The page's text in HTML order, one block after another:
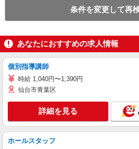
条件を変更して再
あなたにおすすめの求人情報
個別指導講師
時給 1,040円〜1,390円
仙台市青葉区
詳細を見る
ホールスタッフ